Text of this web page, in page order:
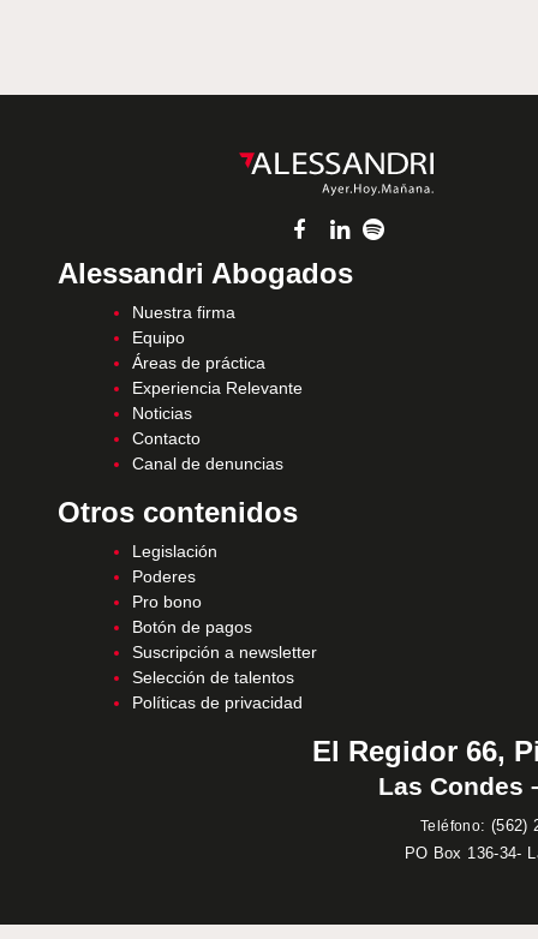
Alessandri Abogados
Nuestra firma
Equipo
Áreas de práctica
Experiencia Relevante
Noticias
Contacto
Canal de denuncias
Otros contenidos
Legislación
Poderes
Pro bono
Botón de pagos
Suscripción a newsletter
Selección de talentos
Políticas de privacidad
El Regidor 66,
Las Condes
Teléfono: (562)
PO Box 136-34-